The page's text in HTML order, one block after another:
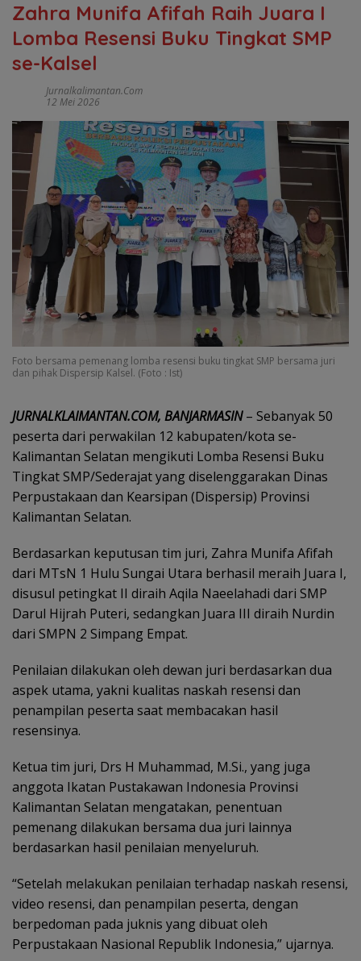
Zahra Munifa Afifah Raih Juara I
Lomba Resensi Buku Tingkat SMP
se-Kalsel
Jurnalkalimantan.com
12 Mei 2026
Foto bersama pemenang lomba resensi buku tingkat SMP bersama juri
dan pihak Dispersip Kalsel. (Foto : Ist)
JURNALKLAIMANTAN.COM, BANJARMASIN– Sebanyak 50
peserta dari perwakilan 12 kabupaten/kota se-
Kalimantan Selatan mengikuti Lomba Resensi Buku
Tingkat SMP/Sederajat yang diselenggarakan Dinas
Perpustakaan dan Kearsipan (Dispersip) Provinsi
Kalimantan Selatan.
Berdasarkan keputusan tim juri, Zahra Munifa Afifah
dari MTsN 1 Hulu Sungai Utara berhasil meraih Juara I,
disusul petingkat II diraih Aqila Naeelahadi dari SMP
Darul Hijrah Puteri, sedangkan Juara III diraih Nurdin
dari SMPN 2 Simpang Empat.
Penilaian dilakukan oleh dewan juri berdasarkan dua
aspek utama, yakni kualitas naskah resensi dan
penampilan peserta saat membacakan hasil
resensinya.
Ketua tim juri, Drs H Muhammad, M.Si., yang juga
anggota Ikatan Pustakawan Indonesia Provinsi
Kalimantan Selatan mengatakan, penentuan
pemenang dilakukan bersama dua juri lainnya
berdasarkan hasil penilaian menyeluruh.
“Setelah melakukan penilaian terhadap naskah resensi,
video resensi, dan penampilan peserta, dengan
berpedoman pada juknis yang dibuat oleh
Perpustakaan Nasional Republik Indonesia,” ujarnya.